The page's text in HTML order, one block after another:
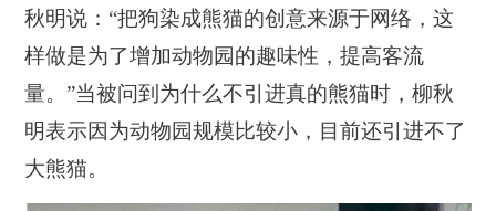
秋明说：“把狗染成熊猫的创意来源于网络，这
样做是为了增加动物园的趣味性，提高客流
量。”当被问到为什么不引进真的熊猫时，柳秋
明表示因为动物园规模比较小，目前还引进不了
大熊猫。